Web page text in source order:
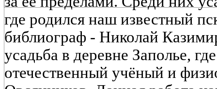
где родился наш известный
библиограф - Николай
усадьба в деревне Заполье,
отечественный учёный и